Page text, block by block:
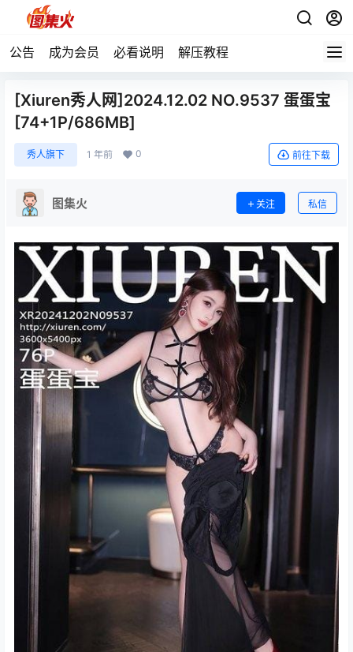
公告 成为会员 必看说明 解压教程
[Xiuren秀人网]2024.12.02 NO.9537 蛋蛋宝
[74+1P/686MB]
秀人旗下 1 年前 0 前往下载
图集火 关注 私信